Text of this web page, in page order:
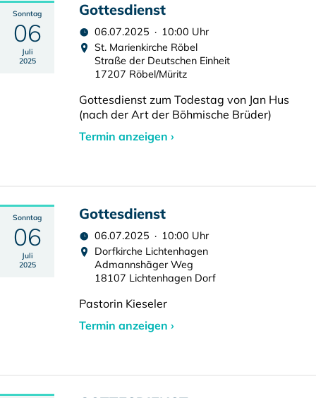
Sonntag
06
Juli
2025
Gottesdienst
06.07.2025 · 10:00 Uhr
St. Marienkirche Röbel
Straße der Deutschen Einheit
17207 Röbel/Müritz
Gottesdienst zum Todestag von Jan Hus
(nach der Art der Böhmische Brüder)
Termin anzeigen ›
Sonntag
06
Juli
2025
Gottesdienst
06.07.2025 · 10:00 Uhr
Dorfkirche Lichtenhagen
Admannshäger Weg
18107 Lichtenhagen Dorf
Pastorin Kieseler
Termin anzeigen ›